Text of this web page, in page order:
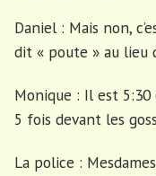
Daniel : Mais non,
dit « poute » au
Monique : Il est
5 fois devant les
La police :